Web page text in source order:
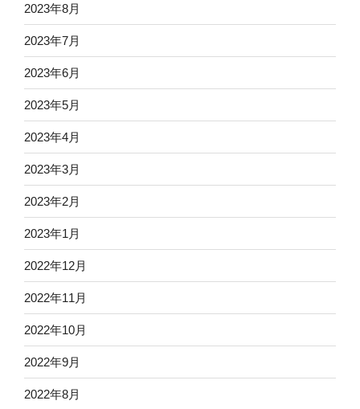
2023年8月
2023年7月
2023年6月
2023年5月
2023年4月
2023年3月
2023年2月
2023年1月
2022年12月
2022年11月
2022年10月
2022年9月
2022年8月